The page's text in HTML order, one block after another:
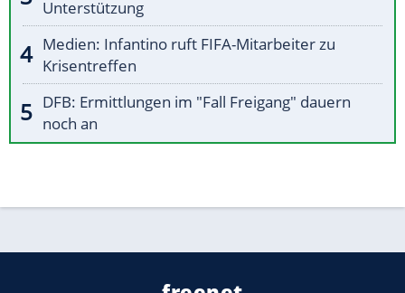
Unterstützung
Medien: Infantino ruft FIFA-Mitarbeiter zu
Krisentreffen
DFB: Ermittlungen im "Fall Freigang" dauern
noch an